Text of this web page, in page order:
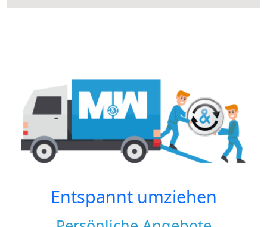
Entspannt umziehen